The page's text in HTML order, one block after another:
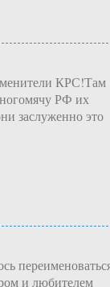
КРС!Там
РФ их
заслуженно это
и любителем